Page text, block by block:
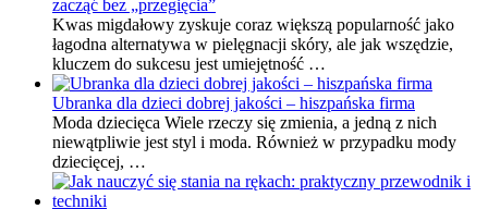
zacząć bez „przegięcia”
Kwas migdałowy zyskuje coraz większą popularność jako
łagodna alternatywa w pielęgnacji skóry, ale jak wszędzie,
kluczem do sukcesu jest umiejętność …
Ubranka dla dzieci dobrej jakości – hiszpańska firma
Moda dziecięca Wiele rzeczy się zmienia, a jedną z nich
niewątpliwie jest styl i moda. Również w przypadku mody
dziecięcej, …